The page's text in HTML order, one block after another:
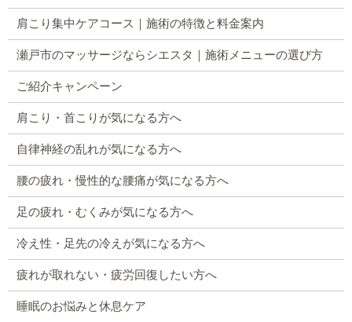
肩こり集中ケアコース｜施術の特徴と料金案内
瀬戸市のマッサージならシエスタ｜施術メニューの選び方
ご紹介キャンペーン
肩こり・首こりが気になる方へ
自律神経の乱れが気になる方へ
腰の疲れ・慢性的な腰痛が気になる方へ
足の疲れ・むくみが気になる方へ
冷え性・足先の冷えが気になる方へ
疲れが取れない・疲労回復したい方へ
睡眠のお悩みと休息ケア